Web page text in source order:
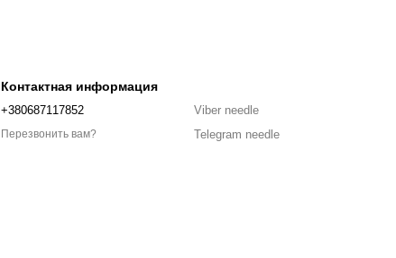
Контактная информация
+380687117852
Перезвонить вам?
Viber needle
Telegram needle